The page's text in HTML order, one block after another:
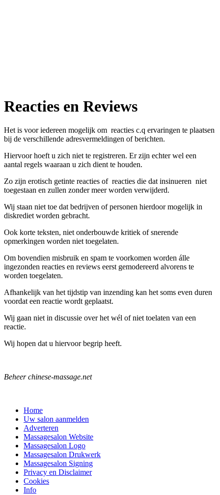
Reacties en Reviews
Het is voor iedereen mogelijk om reacties c.q ervaringen te plaatsen
bij de verschillende adresvermeldingen of berichten.
Hiervoor hoeft u zich niet te registreren. Er zijn echter wel een
aantal regels waaraan u zich dient te houden.
Zo zijn erotisch getinte reacties of reacties die dat insinueren niet
toegestaan en zullen zonder meer worden verwijderd.
Wij staan niet toe dat bedrijven of personen hierdoor mogelijk in
diskrediet worden gebracht.
Ook korte teksten, niet onderbouwde kritiek of snerende
opmerkingen worden niet toegelaten.
Om bovendien misbruik en spam te voorkomen worden álle
ingezonden reacties en reviews eerst gemodereerd alvorens te
worden toegelaten.
Afhankelijk van het tijdstip van inzending kan het soms even duren
voordat een reactie wordt geplaatst.
Wij gaan niet in discussie over het wél of niet toelaten van een
reactie.
Wij hopen dat u hiervoor begrip heeft.
Beheer chinese-massage.net
Home
Uw salon aanmelden
Adverteren
Massagesalon Website
Massagesalon Logo
Massagesalon Drukwerk
Massagesalon Signing
Privacy en Disclaimer
Cookies
Info